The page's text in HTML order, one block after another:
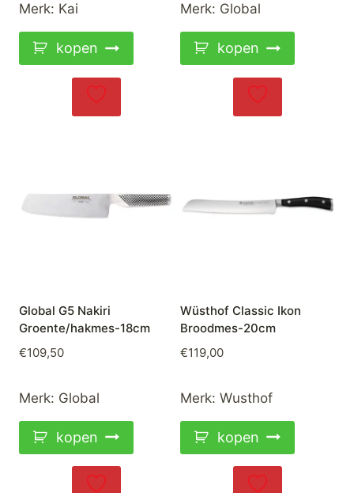
Merk: Kai
kopen
Merk: Global
kopen
Global G5 Nakiri
Groente/hakmes-18cm
€109,50
Merk: Global
kopen
Wüsthof Classic Ikon
Broodmes-20cm
€119,00
Merk: Wusthof
kopen